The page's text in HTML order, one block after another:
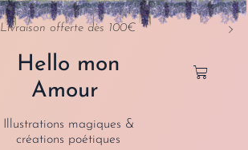
Livraison offerte dès 100€
Hello mon
Amour
Illustrations magiques &
créations poétiques